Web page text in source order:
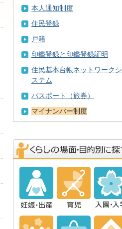
本人通知制度
住民登録
戸籍
印鑑登録と印鑑登録証明
住民基本台帳ネットワークシ
ステム
パスポート（旅券）
マイナンバー制度